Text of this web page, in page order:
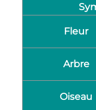
Fleur
Arbre
Oiseau